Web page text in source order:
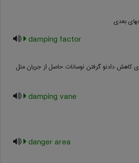
بعدی
damping factor
کاهش دادنو گرفتن نوسانات حاصل از جریان متل
damping vane
danger area